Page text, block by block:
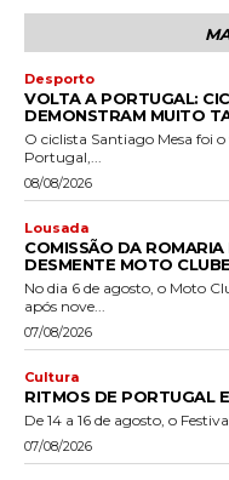
Desporto
VOLTA A PORTUGAL:
DEMONSTRAM MUITO
O ciclista Santiago Mesa foi
Portugal,...
08/08/2026
Lousada
COMISSÃO DA
DESMENTE MOTO CLUBE
No dia 6 de agosto, o Moto
após nove...
07/08/2026
Cultura
RITMOS DE PORTUGAL
De 14 a 16 de agosto, o
07/08/2026